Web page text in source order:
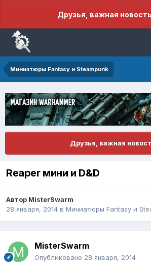
Друзья, важная
Миниатюры Fantasy и Steampunk
Друзья, важная
Reaper мини и D&D
Автор MisterSwarm
28 января, 2014 в Миниатюры Fantasy и
MisterSwarm
Опубликовано 28 января, 2014